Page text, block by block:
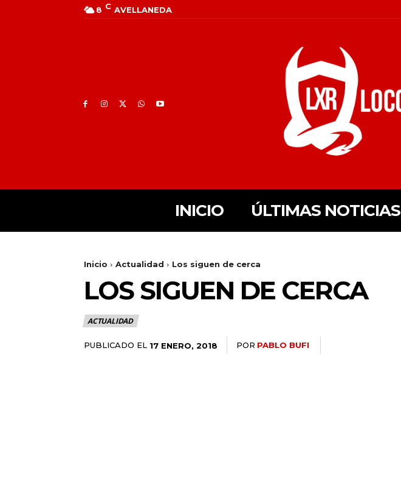
8 C AVELLANEDA
INICIO ÚLTIMAS NOTICIAS
Inicio Actualidad Los siguen de cerca
LOS SIGUEN DE CERCA
ACTUALIDAD
PUBLICADO EL 17 ENERO, 2018 POR PABLO BUFI